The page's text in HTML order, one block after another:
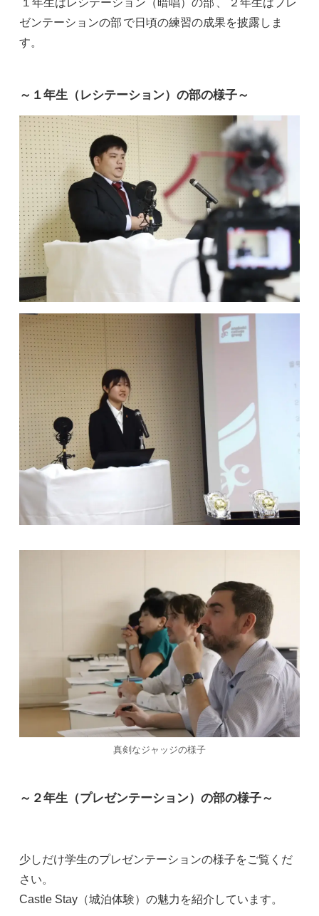
１年生はレシテーション（暗唱）の部
２年生はプレ
ゼンテーションの部 で日頃の練習の成果を披露しま
す。
～１年生（レシテーション）の部の様子～
真剣なジャッジの様子
～２年生（プレゼンテーション）の部の様子～
少しだけ学生のプレゼンテーションの様子をご覧くだ
さい。
Castle Stay（城泊体験）の魅力を紹介しています。